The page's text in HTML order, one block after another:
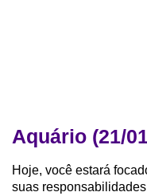
Aquário (21/
Hoje, você estará
suas